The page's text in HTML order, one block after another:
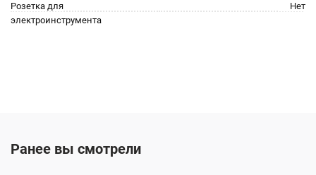
Розетка для
электроинструмента
Нет
Ранее вы смотрели